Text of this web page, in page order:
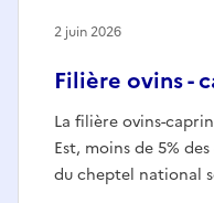
Filière ovins -
La filière ovins-
Est, moins de 5%
du cheptel national
2 juin 2026